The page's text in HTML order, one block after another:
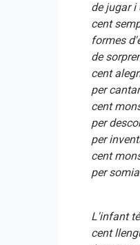
de jugar i
cent
formes
de
cent
per
cent
per
per
cent
per
L'infant té
cent